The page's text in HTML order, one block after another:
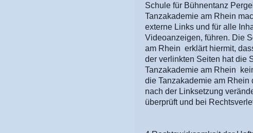
Schule für Bühnentanz
Tanzakademie am Rhein
externe Links und für alle
Videoanzeigen, führen. Die
am Rhein erklärt hiermit,
der verlinkten Seiten hat die
Tanzakademie am Rhein
die Tanzakademie am
nach der Linksetzung
überprüft und bei